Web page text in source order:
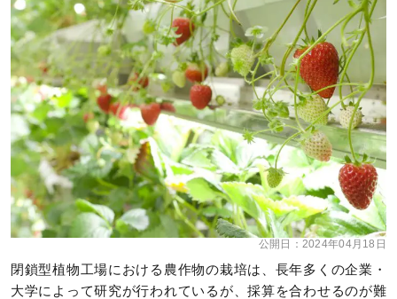
公開日： 2024年04月18日
閉鎖型植物工場における農作物の栽培は、長年多くの企業・
大学によって研究が行われているが、採算を合わせるのが難